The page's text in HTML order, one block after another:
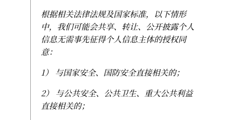
根据相关法律法规及国家标准，以下情形
中，我们可能会共享、转让、公开披露个人
信息无需事先征得个人信息主体的授权同
意：
1） 与国家安全、国防安全直接相关的；
2） 与公共安全、公共卫生、重大公共利益
直接相关的；